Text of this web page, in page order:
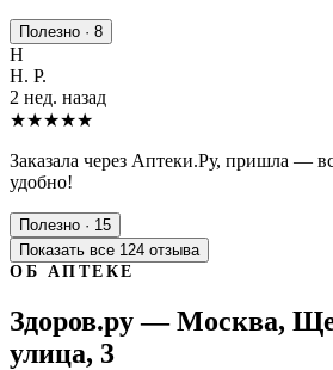
Полезно · 8
Н
Н. Р.
2 нед. назад
★★★★★
Заказала через Аптеки.Ру, пришла —
удобно!
Полезно · 15
Показать все 124 отзыва
ОБ АПТЕКЕ
Здоров.ру — Москва,
улица, 3